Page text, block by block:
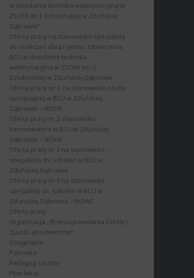
w dziedzinie technika weterynaryjna w
ZSCKR im. J. Dziubińskiej w Zduńskiej
Dąbrowie”
Oferta pracy na stanowisko specjalista
ds. rozliczeń dla projektu : Utworzenia
BCU w dziedzinie technika
weterynaryjna w ZSCKR im> J.
Dziubińskiej w Zduńskiej Dąbrowie
Oferta pracy nr 1. na stanowisko osoby
sprzątającej w BCU w Zduńskiej
Dąbrowie – NOWE
Oferta pracy nr 2 stanowisko
konserwatora w BCU w Zduńskiej
Dąbrowie – NOWE
Oferta pracy nr 3 na stanowisko –
specjalista ds. szkoleń w BCU w
Zduńskiej Dąbrowie
Oferta pracy nr 3 na stanowisko
specjalisty ds. szkoleń w BCU w
Zduńskiej Dąbrowie – NOWE
Oferty pracy
Organizacja „95-lecia powstania szkoły i
Zjazdu absolwentów”
Osiągnięcia
Patronka
Pedagog szkolny
Plan lekcji